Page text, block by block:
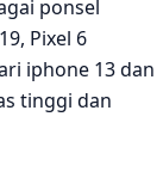
ponsel
Pixel 6
iphone 13 dan
tinggi dan